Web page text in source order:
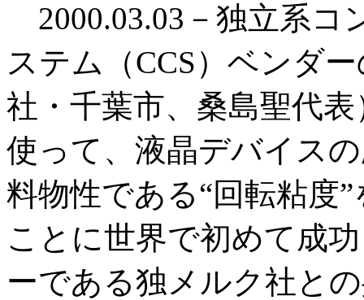
2000.03.03－独立系コ
ステム（CCS）ベンダ
社・千葉市、桑島聖代
使って、液晶デバイス
料物性である“回転粘度
ことに世界で初めて成
ーである独メルク社と